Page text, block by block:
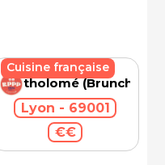
Bartholomé (Brunch)
Lyon - 69001
€€
Cuisine française